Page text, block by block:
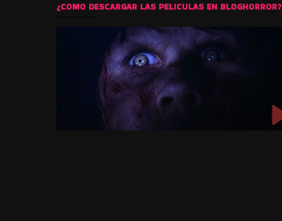
¿COMO DESCARGAR LAS PELICULAS EN BLOGHORROR?